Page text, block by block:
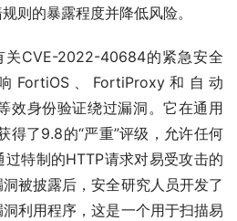
则的暴露程度并降低风险。
CVE-2022-40684的紧急安全
、FortiProxy和自动
效身份验证绕过漏洞。它在通用
得了9.8的“严重”评级，允许任何
特制的HTTP请求对易受攻击的
被披露后，安全研究人员开发了
利用程序，这是一个用于扫描易